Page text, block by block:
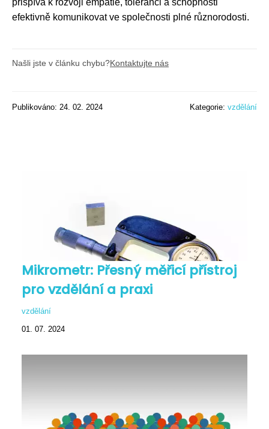
efektivně komunikovat ve společnosti plné různorodosti.
Našli jste v článku chybu?Kontaktujte nás
Publikováno: 24. 02. 2024 Kategorie: vzdělání
Mikrometr: Přesný měřicí přístroj
pro vzdělání a praxi
vzdělání
01. 07. 2024